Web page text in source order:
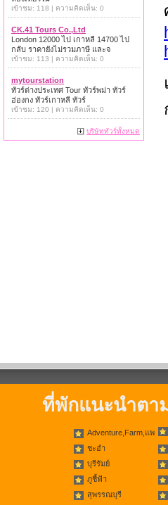
เข้าชม: 118 | ความคิดเห็น: 0
CK.41 Tours Co.,Ltd
London 12000 ไป เกาหลี 14700 ไป
กลับ ราคายังไม่รวมภาษี และจ
เข้าชม: 113 | ความคิดเห็น: 0
mytourstation
ทัวร์ต่างประเทศ Tour ทัวร์พม่า ทัวร์
ฮ่องกง ทัวร์เกาหลี ทัวร์
เข้าชม: 120 | ความคิดเห็น: 0
บริษัททัวร์ทั้งหมด
ที่พักแนะนำตา
Adventure,Farm,แพ
ชะอำ
บุรีรัมย์
ภูชี้ฟ้า
สุพรรณบุรี